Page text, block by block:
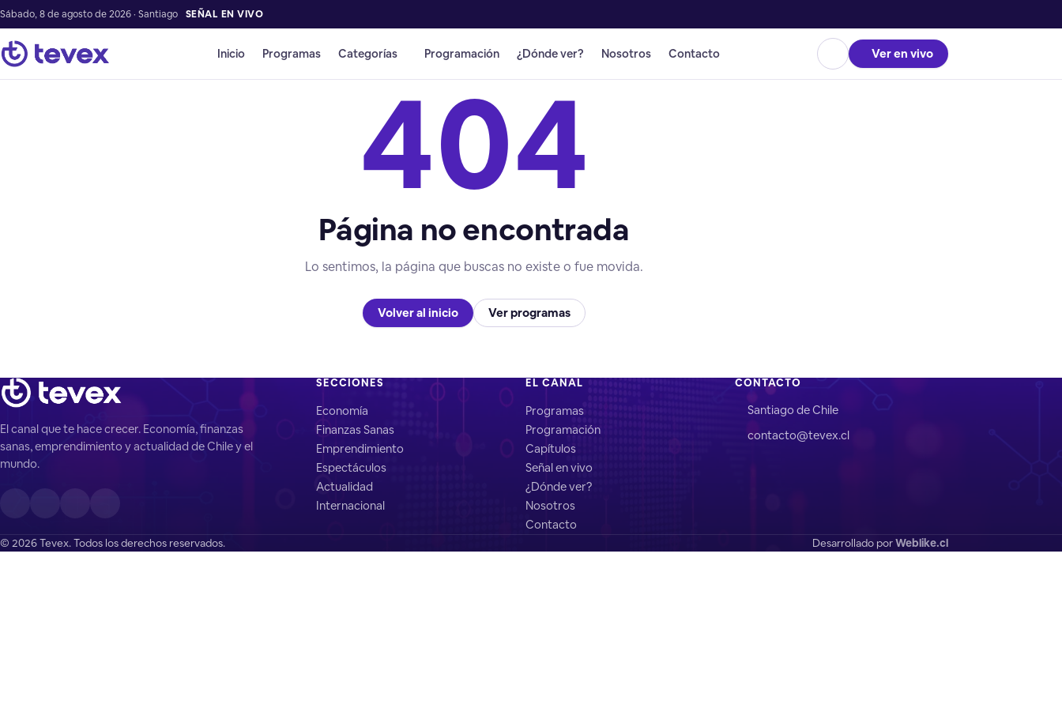
Sábado, 8 de agosto de 2026 · Santiago SEÑAL EN VIVO
Inicio Programas Categorías Programación ¿Dónde ver? Nosotros Contacto Ver en vivo
404
Página no encontrada
Lo sentimos, la página que buscas no existe o fue movida.
Volver al inicio Ver programas
El canal que te hace crecer. Economía, finanzas
sanas, emprendimiento y actualidad de Chile y el
mundo.
SECCIONES
Economía
Finanzas Sanas
Emprendimiento
Espectáculos
Actualidad
Internacional
EL CANAL
Programas
Programación
Capítulos
Señal en vivo
¿Dónde ver?
Nosotros
Contacto
CONTACTO
Santiago de Chile
contacto@tevex.cl
© 2026 Tevex. Todos los derechos reservados. Desarrollado porWeblike.cl